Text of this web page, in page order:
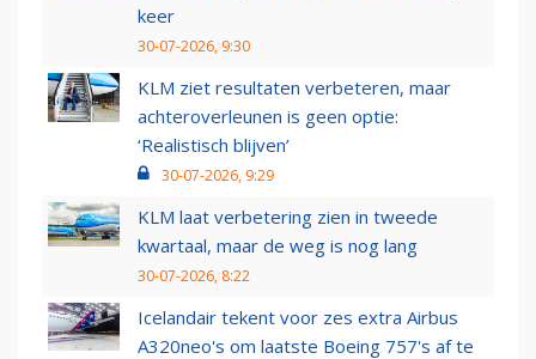
keer
30-07-2026, 9:30
KLM ziet resultaten verbeteren, maar
achteroverleunen is geen optie:
‘Realistisch blijven’
30-07-2026, 9:29
KLM laat verbetering zien in tweede
kwartaal, maar de weg is nog lang
30-07-2026, 8:22
Icelandair tekent voor zes extra Airbus
A320neo's om laatste Boeing 757's af te